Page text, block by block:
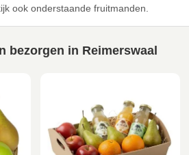
ook onderstaande fruitmanden.
bezorgen in Reimerswaal